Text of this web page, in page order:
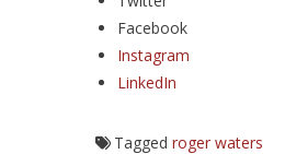
Facebook
Instagram
LinkedIn
Tagged roger waters